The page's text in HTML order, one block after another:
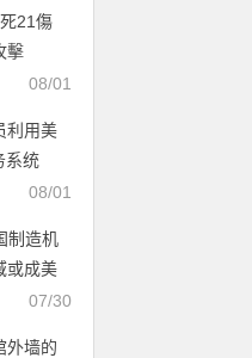
死21傷
擊
08/01
利用美
系统
08/01
制造机
或成美
07/30
外墙的